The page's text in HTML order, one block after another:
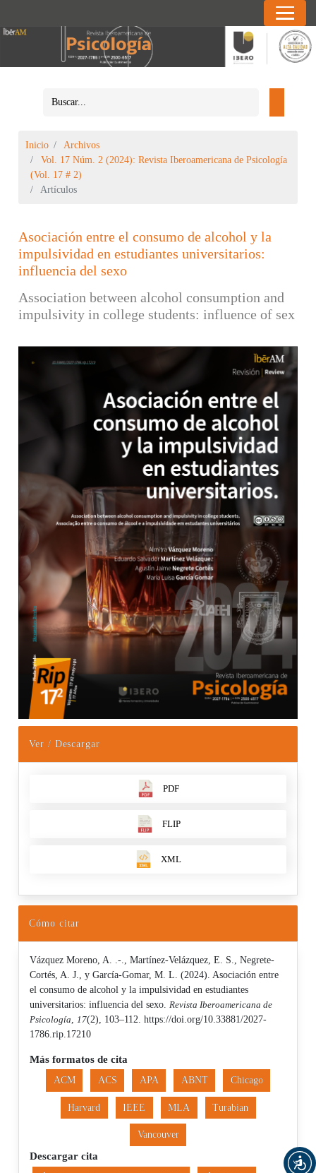
Inicio
Archivos
Vol. 17 Núm. 2 (2024): Revista Iberoamericana de Psicología
(Vol. 17 # 2)
Artículos
Asociación entre el consumo de alcohol y la
impulsividad en estudiantes universitarios:
influencia del sexo
Association between alcohol consumption and
impulsivity in college students: influence of sex
Ver / Descargar
PDF
FLIP
XML
Cómo citar
Vázquez Moreno, A. .-., Martínez-Velázquez, E. S., Negrete-
Cortés, A. J., y García-Gomar, M. L. (2024). Asociación entre
el consumo de alcohol y la impulsividad en estudiantes
universitarios: influencia del sexo. Revista Iberoamericana de
Psicología
17(2), 103–112. https://doi.org/10.33881/2027-
1786.rip.17210
Más formatos de cita
ACM ACS APA ABNT Chicago
Harvard IEEE MLA Turabian
Vancouver
Descargar cita